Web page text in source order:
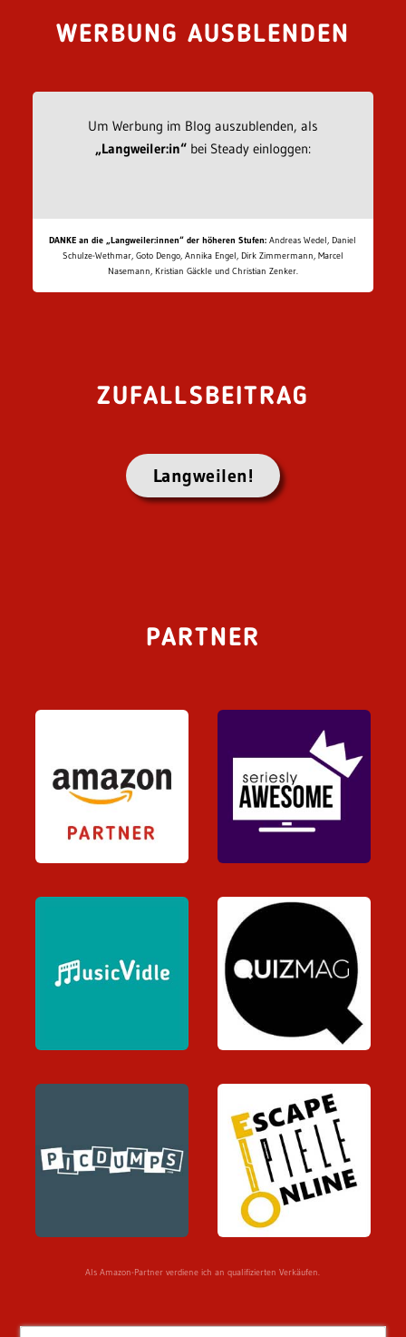
WERBUNG AUSBLENDEN
Um Werbung im Blog auszublenden, als
„Langweiler:in“bei Steady einloggen:
DANKE an die „Langweiler:innen“ der höheren Stufen: Andreas Wedel, Daniel
Schulze-Wethmar, Goto Dengo, Annika Engel, Dirk Zimmermann, Marcel
Nasemann, Kristian Gäckle und Christian Zenker.
ZUFALLSBEITRAG
Langweilen!
PARTNER
Als Amazon-Partner verdiene ich an qualifizierten Verkäufen.